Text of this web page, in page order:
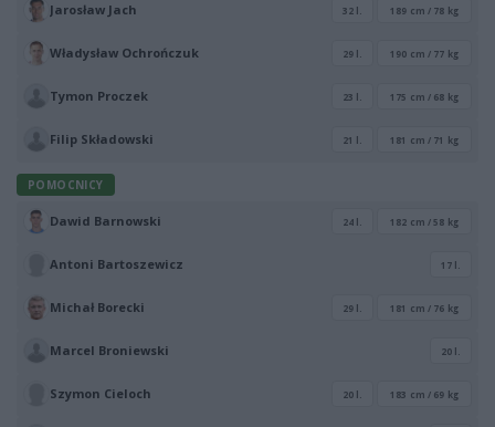
Jarosław Jach 32 l. 189 cm / 78 kg
Władysław Ochrończuk 29 l. 190 cm / 77 kg
Tymon Proczek 23 l. 175 cm / 68 kg
Filip Składowski 21 l. 181 cm / 71 kg
POMOCNICY
Dawid Barnowski 24 l. 182 cm / 58 kg
Antoni Bartoszewicz 17 l.
Michał Borecki 29 l. 181 cm / 76 kg
Marcel Broniewski 20 l.
Szymon Cieloch 20 l. 183 cm / 69 kg